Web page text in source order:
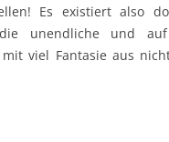
Es existiert also
unendliche und
viel Fantasie aus